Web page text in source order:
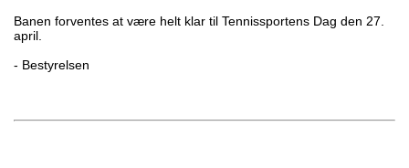
Banen forventes at være helt klar til Tennissportens Dag den 27.
april.
- Bestyrelsen